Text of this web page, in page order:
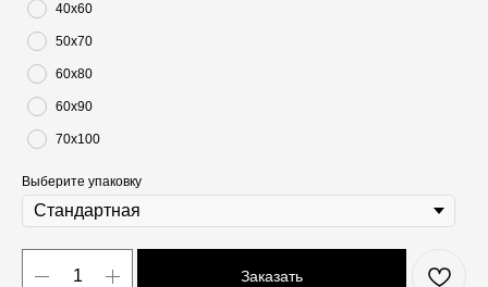
40х60
50х70
60х80
60х90
70х100
Выберите упаковку
Заказать